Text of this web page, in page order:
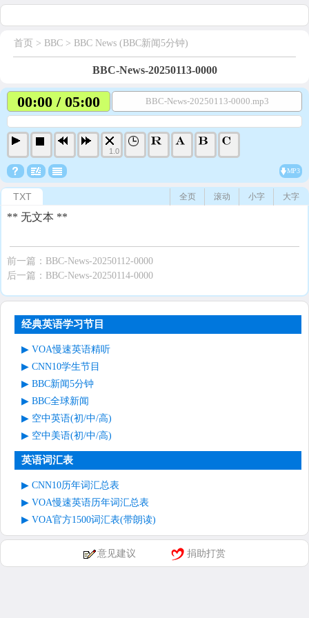
首页 > BBC > BBC News (BBC新闻5分钟)
BBC-News-20250113-0000
00:00 / 05:00 BBC-News-20250113-0000.mp3
1.0
MP3
TXT 大字
小字
滚动
全页
** 无文本 **
前一篇： BBC-News-20250112-0000
后一篇： BBC-News-20250114-0000
经典英语学习节目
VOA慢速英语精听
CNN10学生节目
BBC新闻5分钟
BBC全球新闻
空中英语(初/中/高)
空中美语(初/中/高)
英语词汇表
CNN10历年词汇总表
VOA慢速英语历年词汇总表
VOA官方1500词汇表(带朗读)
意见建议 捐助打赏